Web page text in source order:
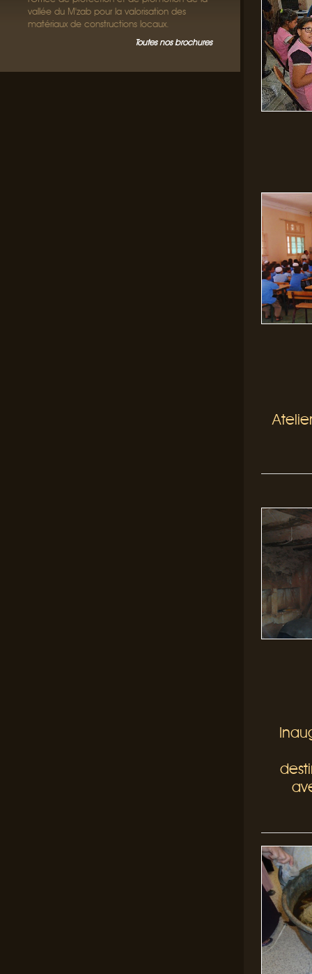
vallée du M'zab pour la valorisation des
matériaux de constructions locaux.
Toutes nos brochures